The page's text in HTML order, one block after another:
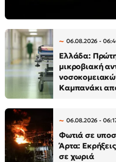
06.08.2026 -
Ελλάδα:
μικροβιακή
Καμπανάκι
06.08.2026 -
Φωτιά σε
Άρτα:
σε χωριά